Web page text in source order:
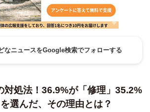
なニュースをGoogle検索でフォローする
処法！36.9%が「修理」35.2%
選んだ、その理由とは？